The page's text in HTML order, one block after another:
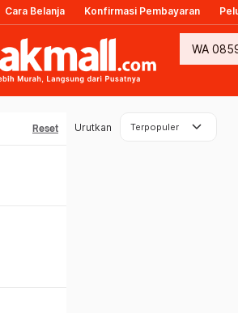
Cara Belanja Konfirmasi Pembayaran
Reset Urutkan Terpopuler keyboard_arrow_down